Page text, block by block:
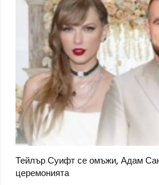
Тейлър Суифт се омъжи, Адам
церемонията